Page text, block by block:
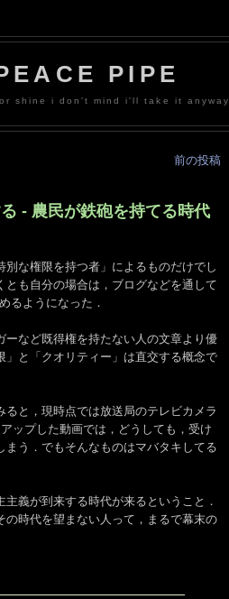
PIPE
shine i don't mind i'll take it anyway
前の投稿
- 農民が鉄砲を持てる時代
な権限を持つ者」によるものだけでし
も自分の場合は，ブログなどを通して
るようになった．
ーなど既得権を持たない人の文章より優
と「クオリティー」は直交する概念で
と，現時点では放送局のテレビカメラ
ップした動画では，どうしても，受け
う．でもそんなものはマバタキしてる
義が到来する時代が来るということ．
時代を望まない人って，まるで幕末の